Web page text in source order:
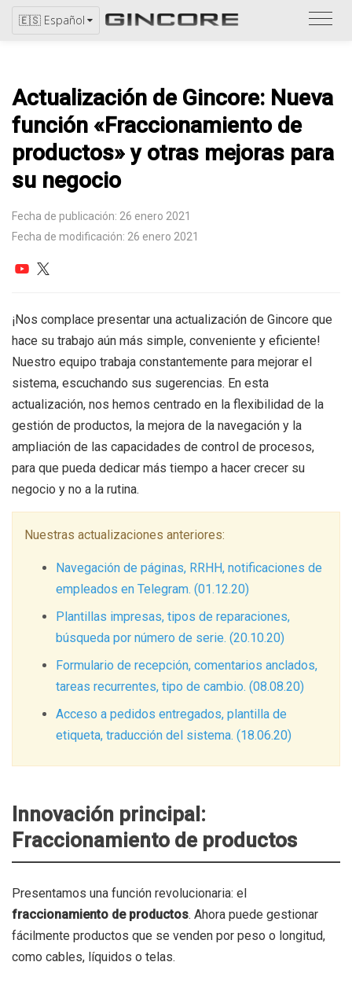
🇪🇸 Español
Actualización de Gincore: Nueva
función «Fraccionamiento de
productos» y otras mejoras para
su negocio
Fecha de publicación: 26 enero 2021
Fecha de modificación: 26 enero 2021
¡Nos complace presentar una actualización de Gincore que
hace su trabajo aún más simple, conveniente y eficiente!
Nuestro equipo trabaja constantemente para mejorar el
sistema, escuchando sus sugerencias. En esta
actualización, nos hemos centrado en la flexibilidad de la
gestión de productos, la mejora de la navegación y la
ampliación de las capacidades de control de procesos,
para que pueda dedicar más tiempo a hacer crecer su
negocio y no a la rutina.
Nuestras actualizaciones anteriores:
Navegación de páginas, RRHH, notificaciones de
empleados en Telegram. (01.12.20)
Plantillas impresas, tipos de reparaciones,
búsqueda por número de serie. (20.10.20)
Formulario de recepción, comentarios anclados,
tareas recurrentes, tipo de cambio. (08.08.20)
Acceso a pedidos entregados, plantilla de
etiqueta, traducción del sistema. (18.06.20)
Innovación principal:
Fraccionamiento de productos
Presentamos una función revolucionaria: el
fraccionamiento de productos. Ahora puede gestionar
fácilmente productos que se venden por peso o longitud,
como cables, líquidos o telas.